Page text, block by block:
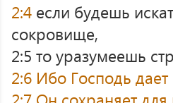
2:4 если будешь
сокровище,
2:5 то уразумеешь
2:6 Ибо Господь дает